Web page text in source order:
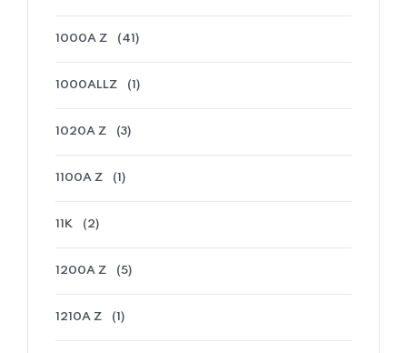
1000A Z (41)
1000ALLZ (1)
1020A Z (3)
1100A Z (1)
11K (2)
1200A Z (5)
1210A Z (1)